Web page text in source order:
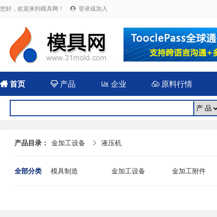
您好，欢迎来到模具网！  登录或加入
首页  产品 企业 原料行情
产品目录： 金加工设备  液压机
全部分类 模具制造 金加工设备
金加工附件